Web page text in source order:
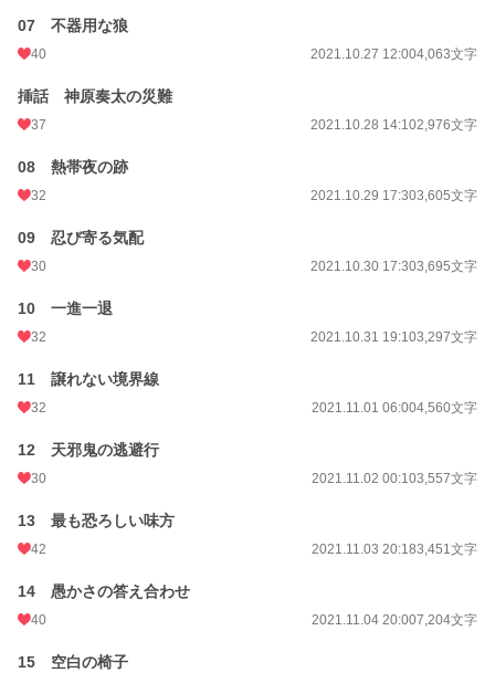
年間ポイント 22,398 pt (18,617 位)
07 不器用な狼
40 2021.10.27 12:004,063文字
挿話 神原奏太の災難
37 2021.10.28 14:102,976文字
08 熱帯夜の跡
32 2021.10.29 17:303,605文字
09 忍び寄る気配
30 2021.10.30 17:303,695文字
10 一進一退
32 2021.10.31 19:103,297文字
11 譲れない境界線
32 2021.11.01 06:004,560文字
12 天邪鬼の逃避行
30 2021.11.02 00:103,557文字
13 最も恐ろしい味方
42 2021.11.03 20:183,451文字
14 愚かさの答え合わせ
40 2021.11.04 20:007,204文字
15 空白の椅子